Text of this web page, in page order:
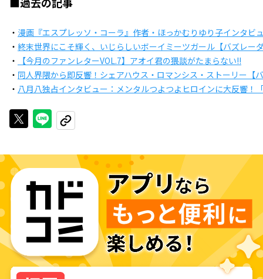
・ 漫画『エスプレッソ・コーラ』作者・ほっかむりゆり子インタビ
・ 終末世界にこそ輝く、いじらしいボーイミーツガール【バズレー
・
【今月のファンレターVOL.7】アオイ君の猥談がたまらない!!
・ 同人界隈から即反響！シェアハウス・ロマンシス・ストーリー【
・ 八月八独占インタビュー：メンタルつよつよヒロインに大反響！
Xで投稿するLINEでシェアする
URLをコピーする